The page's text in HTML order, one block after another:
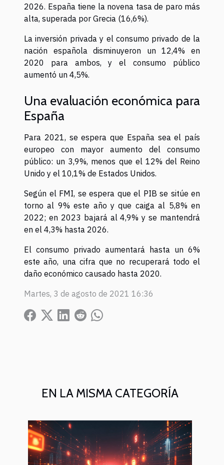
2026. España tiene la novena tasa de paro más
alta, superada por Grecia (16,6%).
La inversión privada y el consumo privado de la
nación española disminuyeron un 12,4% en
2020 para ambos, y el consumo público
aumentó un 4,5%.
Una evaluación económica para
España
Para 2021, se espera que España sea el país
europeo con mayor aumento del consumo
público: un 3,9%, menos que el 12% del Reino
Unido y el 10,1% de Estados Unidos.
Según el FMI, se espera que el PIB se sitúe en
torno al 9% este año y que caiga al 5,8% en
2022; en 2023 bajará al 4,9% y se mantendrá
en el 4,3% hasta 2026.
El consumo privado aumentará hasta un 6%
este año, una cifra que no recuperará todo el
daño económico causado hasta 2020.
Martes, 3 de agosto de 2021 16:36
EN LA MISMA CATEGORÍA